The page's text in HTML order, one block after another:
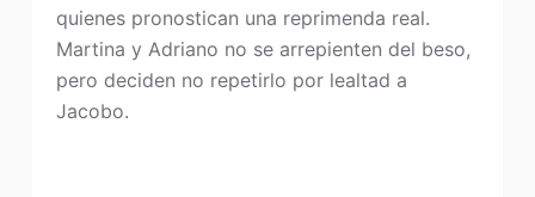
quienes pronostican una reprimenda real.
Martina y Adriano no se arrepienten del beso,
pero deciden no repetirlo por lealtad a
Jacobo.